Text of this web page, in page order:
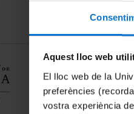
Aquest lloc web
El lloc web de la
preferències
vostra experiència